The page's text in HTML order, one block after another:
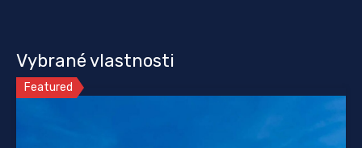
Vybrané vlastnosti
Featured